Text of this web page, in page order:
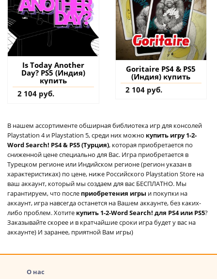
Is Today Another
Day? PS5 (Индия)
купить
2 104 руб.
Goritaire PS4 & PS5
(Индия) купить
2 104 руб.
В нашем ассортименте обширная библиотека игр для консолей
Playstation 4 и Playstation 5, среди них можно купить игру 1-2-
Word Search! PS4 & PS5 (Турция), которая приобретается по
сниженной цене специально для Вас. Игра приобретается в
Турецком регионе или Индийском регионе (регион указан в
характеристиках) по цене, ниже Российского Playstation Store на
ваш аккаунт, который мы создаем для вас БЕСПЛАТНО. Мы
гарантируем, что после приобретения игры и покупки на
аккаунт, игра навсегда останется на Вашем аккаунте, без каких-
либо проблем. Хотите купить 1-2-Word Search! для PS4 или PS5?
Заказывайте скорее и в кратчайшие сроки игра будет у вас на
аккаунте) И заранее, приятной Вам игры)
О нас